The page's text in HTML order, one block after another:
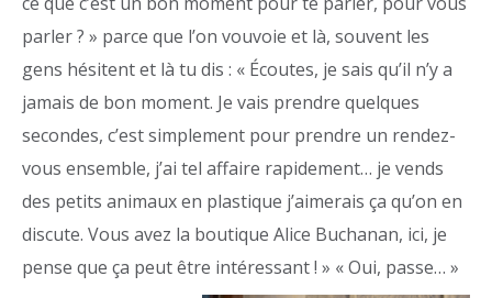
parler ? » parce que l’on vouvoie et là, souvent les
gens hésitent et là tu dis : « Écoutes, je sais qu’il n’y a
jamais de bon moment. Je vais prendre quelques
secondes, c’est simplement pour prendre un rendez-
vous ensemble, j’ai tel affaire rapidement… je vends
des petits animaux en plastique j’aimerais ça qu’on en
discute. Vous avez la boutique Alice Buchanan, ici, je
pense que ça peut être intéressant ! » « Oui, passe… »